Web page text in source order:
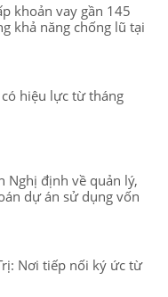
khoản vay gần 145
khả năng chống lũ tại
hiệu lực từ tháng
Nghị định về quản lý,
dự án sử dụng vốn
Nơi tiếp nối ký ức từ